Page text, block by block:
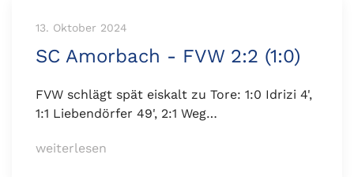
13. Oktober 2024
SC Amorbach - FVW 2:2 (1:0)
FVW schlägt spät eiskalt zu Tore: 1:0 Idrizi 4',
1:1 Liebendörfer 49', 2:1 Weg…
weiterlesen